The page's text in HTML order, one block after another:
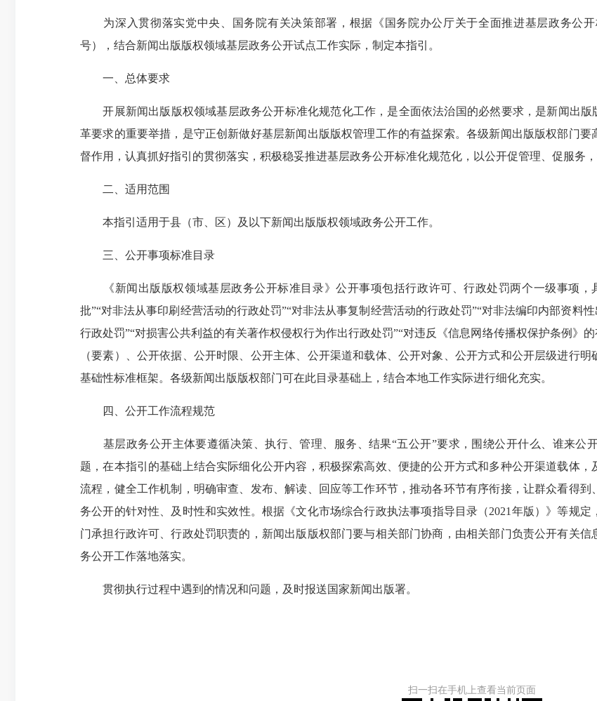
为深入贯彻落实党中央、国务院有关决策部署，根据《国务院办公厅关于全面推进基层政务公开
号），结合新闻出版版权领域基层政务公开试点工作实际，制定本指引。
一、总体要求
开展新闻出版版权领域基层政务公开标准化规范化工作，是全面依法治国的必然要求，是新闻出版
革要求的重要举措，是守正创新做好基层新闻出版版权管理工作的有益探索。各级新闻出版版权部门
督作用，认真抓好指引的贯彻落实，积极稳妥推进基层政务公开标准化规范化，以公开促管理、促服务
二、适用范围
本指引适用于县（市、区）及以下新闻出版版权领域政务公开工作。
三、公开事项标准目录
《新闻出版版权领域基层政务公开标准目录》公开事项包括行政许可、行政处罚两个一级事项，
批”“对非法从事印刷经营活动的行政处罚”“对非法从事复制经营活动的行政处罚”“对非法编印内部资料
行政处罚”“对损害公共利益的有关著作权侵权行为作出行政处罚”“对违反《信息网络传播权保护条例》
（要素）、公开依据、公开时限、公开主体、公开渠道和载体、公开对象、公开方式和公开层级进行
基础性标准框架。各级新闻出版版权部门可在此目录基础上，结合本地工作实际进行细化充实。
四、公开工作流程规范
基层政务公开主体要遵循决策、执行、管理、服务、结果“五公开”要求，围绕公开什么、谁来公
题，在本指引的基础上结合实际细化公开内容，积极探索高效、便捷的公开方式和多种公开渠道载体
流程，健全工作机制，明确审查、发布、解读、回应等工作环节，推动各环节有序衔接，让群众看得
务公开的针对性、及时性和实效性。根据《文化市场综合行政执法事项指导目录（2021年版）》等规
门承担行政许可、行政处罚职责的，新闻出版版权部门要与相关部门协商，由相关部门负责公开有关
务公开工作落地落实。
贯彻执行过程中遇到的情况和问题，及时报送国家新闻出版署。
扫一扫在手机上查看当前页面